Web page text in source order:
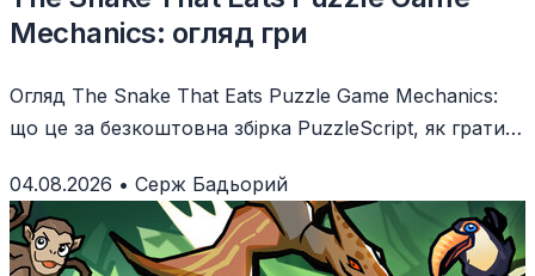
Mechanics: огляд гри
Огляд The Snake That Eats Puzzle Game Mechanics:
що це за безкоштовна збірка PuzzleScript, як грати і
04.08.2026 • Серж Бадьорий